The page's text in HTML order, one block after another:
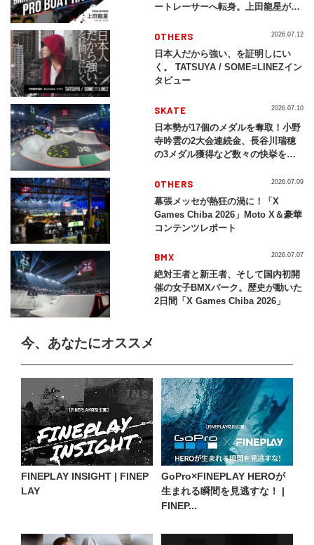
ートレーサーへ転身。上田龍星が体
OTHERS
日本人だから強い、を証明しにい
く。 TATSUYA / SOME≡LINEZイン
タビュー
2026.07.12
SKATE
日本勢が17個のメダルを奪取！小野
寺吟雲の2大会連続金、長谷川瑞穂
の3メダル獲得など数々の快挙をプ
2026」
2026.07.10
OTHERS
幕張メッセが熱狂の渦に！「X
Games Chiba 2026」Moto X＆豪華
コンテンツレポート
2026.07.09
BMX
絶対王者と新王者、そして国内初開
催の女子BMXパーク。歴史が動いた
2日間「X Games Chiba 2026」
2026.07.07
今、あなたにオススメ
FINEPLAY INSIGHT | FINEP
LAY
GoPro×FINEPLAY HEROが
生まれる瞬間を見逃すな！ |
FINEP...